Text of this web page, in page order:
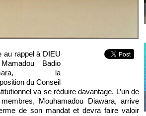
au rappel à DIEU
Badio
la
du Conseil
va se réduire davantage. L’un de
Mouhamadou Diawara, arrive
de son mandat et devra faire valoir